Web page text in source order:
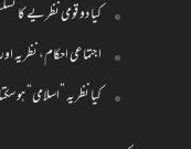
کیا دو قومی نظریے کا
اجتماعی احکام، نظریہ
کیا نظریہ ”اسلامی“ ہو